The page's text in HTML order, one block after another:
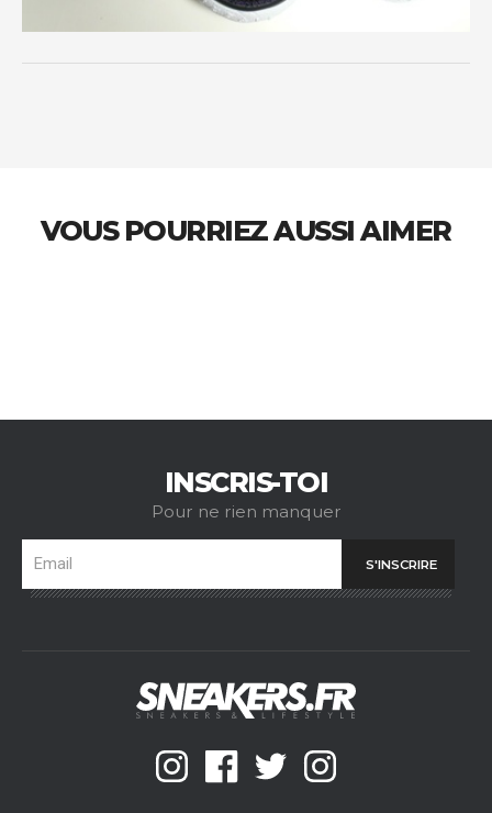
VOUS POURRIEZ AUSSI AIMER
INSCRIS-TOI
Pour ne rien manquer